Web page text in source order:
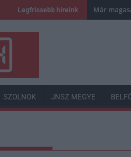
Legfrissebb híreink Már
SZOLNOK JNSZ MEGYE